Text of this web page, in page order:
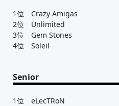
1位 Crazy Amigas
2位 Unlimited
3位 Gem Stones
4位 Soleil
Senior
1位 eLecTRoN